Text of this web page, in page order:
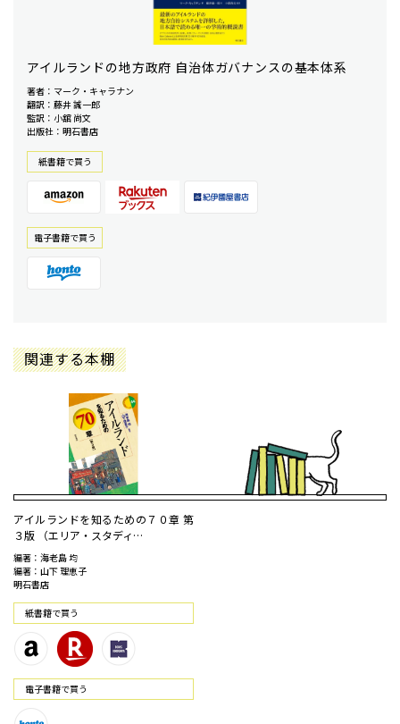
アイルランドの地方政府 自治体ガバナンスの基本体系
著者：マーク・キャラナン
翻訳：藤井 誠一郎
監訳：小舘 尚文
出版社：明石書店
紙書籍で買う
電⼦書籍で買う
関連する本棚
アイルランドを知るための７０章 第
３版 （エリア・スタディ…
編著：海老島 均
編著：山下 理恵子
明石書店
紙書籍で買う
電⼦書籍で買う